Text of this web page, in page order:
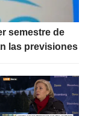
semestre de
las previsiones